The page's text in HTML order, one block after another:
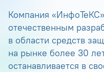
Компания
отечественным
в области средств
на рынке более 30
останавливается в